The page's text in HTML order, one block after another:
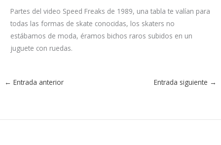
Partes del video Speed Freaks de 1989, una tabla te valían para
todas las formas de skate conocidas, los skaters no
estábamos de moda, éramos bichos raros subidos en un
juguete con ruedas.
← Entrada anterior Entrada siguiente →